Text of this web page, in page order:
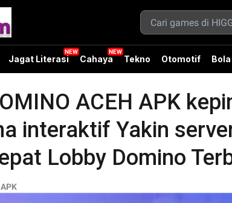
Jagat Literasi Cahaya Tekno Otomotif Bola
ACEH APK
interaktif Yakin
Lobby Domino